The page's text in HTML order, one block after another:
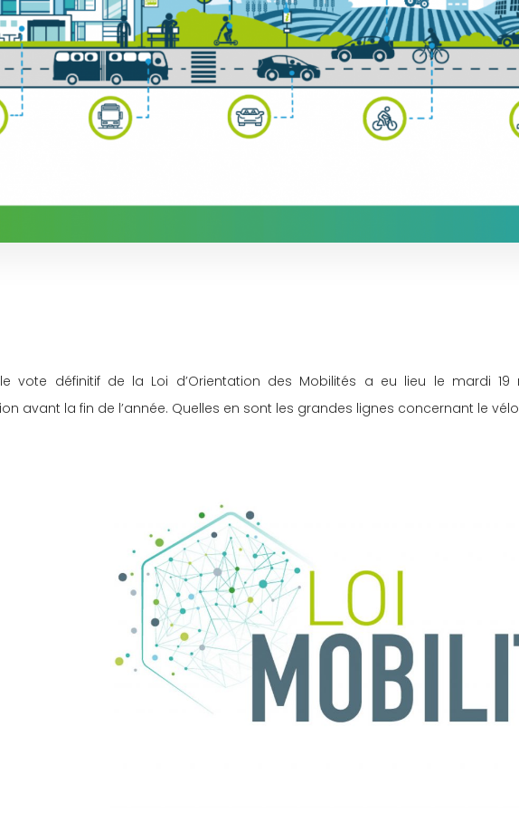
vote définitif de la Loi d’Orientation des Mobilités a eu lieu le mardi
avant la fin de l’année. Quelles en sont les grandes lignes concernant le